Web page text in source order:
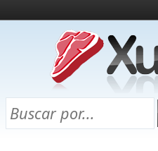
¿Qué es esto?
Directorio
Chuletas para exámenes